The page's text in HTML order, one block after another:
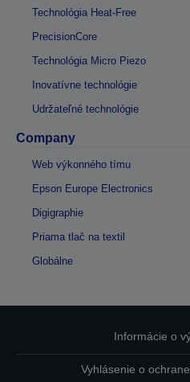
Technológia Heat-Free
PrecisionCore
Technológia Micro Piezo
Inovatívne technológie
Udržateľné technológie
Company
Web výkonného tímu
Epson Europe Electronics
Digigraphie
Priama tlač na textil
Globálne
Informácie o
Vyhlásenie o